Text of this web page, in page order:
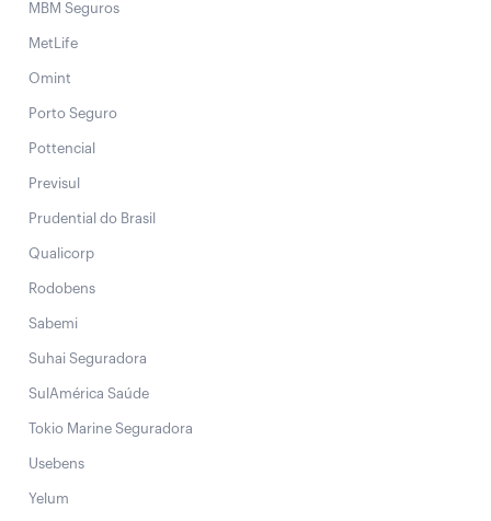
MBM Seguros
MetLife
Omint
Porto Seguro
Pottencial
Previsul
Prudential do Brasil
Qualicorp
Rodobens
Sabemi
Suhai Seguradora
SulAmérica Saúde
Tokio Marine Seguradora
Usebens
Yelum